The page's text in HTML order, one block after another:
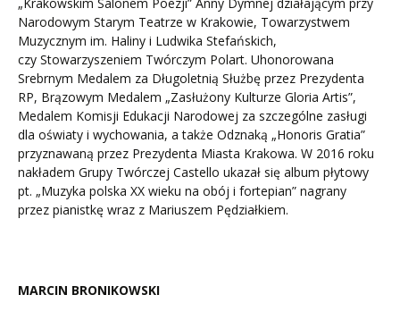
Narodowym Starym Teatrze w Krakowie, Towarzystwem
Muzycznym im. Haliny i Ludwika Stefańskich,
czy Stowarzyszeniem Twórczym Polart. Uhonorowana
Srebrnym Medalem za Długoletnią Służbę przez Prezydenta
RP, Brązowym Medalem „Zasłużony Kulturze Gloria Artis”,
Medalem Komisji Edukacji Narodowej za szczególne zasługi
dla oświaty i wychowania, a także Odznaką „Honoris Gratia”
przyznawaną przez Prezydenta Miasta Krakowa. W 2016 roku
nakładem Grupy Twórczej Castello ukazał się album płytowy
pt. „Muzyka polska XX wieku na obój i fortepian” nagrany
przez pianistkę wraz z Mariuszem Pędziałkiem.
MARCIN BRONIKOWSKI